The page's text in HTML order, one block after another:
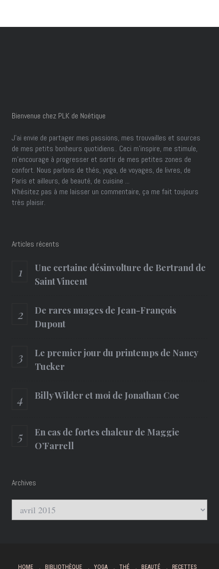
Bienvenue chez PLK de Noétique
J’ai envie de partager mes passions, mes trouvailles et sources
de mes petits bonheurs quotidiens.. Ceci m'inspire, me stimule,
m'encourage à progresser et sortir de mes petites zones de
confort. Nous parlons de thés, yoga, de voyages, de livres, de
Paris et ailleurs, de beauté, de cuisine ...
N'hésitez pas à me laisser un commentaire, ça me fait toujours
très plaisir.
Articles récents
Une certaine désinvolture de Bertrand de
Saint Vincent
De rares nuages de Jean-François
Dupont
Le premier jour du printemps de Nancy
Tucker
Billy Wilder et moi de Jonathan Coe
En cas de fortes chaleur de Maggie
O’Farrell
Archives
Archives
HOME BIBLIOTHÈQUE YOGA THÉ BEAUTÉ RECETTES